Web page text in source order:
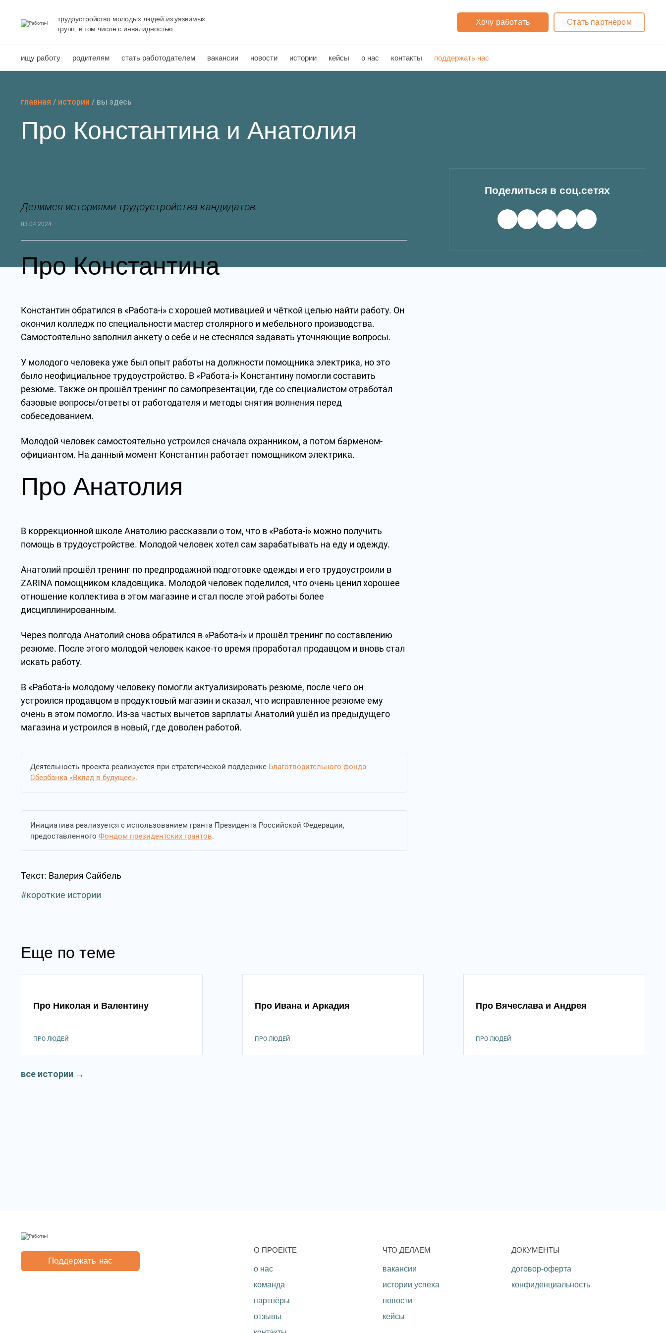
трудоустройство молодых людей из уязвимых
групп, в том числе с инвалидностью
Хочу работать Стать партнером
ищу работу родителям стать работодателем вакансии новости истории кейсы о нас контакты поддержать нас
главная / истории / вы здесь
Про Константина и Анатолия
Делимся историями трудоустройства кандидатов.
03.04.2024 ·
Про Константина
Константин обратился в «Работа-i» с хорошей мотивацией и чёткой целью найти работу. Он
окончил колледж по специальности мастер столярного и мебельного производства.
Самостоятельно заполнил анкету о себе и не стеснялся задавать уточняющие вопросы.
У молодого человека уже был опыт работы на должности помощника электрика, но это
было неофициальное трудоустройство. В «Работа-i» Константину помогли составить
резюме. Также он прошёл тренинг по самопрезентации, где со специалистом отработал
базовые вопросы/ответы от работодателя и методы снятия волнения перед
собеседованием.
Молодой человек самостоятельно устроился сначала охранником, а потом барменом-
официантом. На данный момент Константин работает помощником электрика.
Про Анатолия
В коррекционной школе Анатолию рассказали о том, что в «Работа-i» можно получить
помощь в трудоустройстве. Молодой человек хотел сам зарабатывать на еду и одежду.
Анатолий прошёл тренинг по предпродажной подготовке одежды и его трудоустроили в
ZARINA помощником кладовщика. Молодой человек поделился, что очень ценил хорошее
отношение коллектива в этом магазине и стал после этой работы более
дисциплинированным.
Через полгода Анатолий снова обратился в «Работа-i» и прошёл тренинг по составлению
резюме. После этого молодой человек какое-то время проработал продавцом и вновь стал
искать работу.
В «Работа-i» молодому человеку помогли актуализировать резюме, после чего он
устроился продавцом в продуктовый магазин и сказал, что исправленное резюме ему
очень в этом помогло. Из-за частых вычетов зарплаты Анатолий ушёл из предыдущего
магазина и устроился в новый, где доволен работой.
Деятельность проекта реализуется при стратегической поддержке Благотворительного фонда
Сбербанка «Вклад в будущее».
Инициатива реализуется с использованием гранта Президента Российской Федерации,
предоставленного Фондом президентских грантов.
Текст: Валерия Сайбель
короткие истории
Поделиться в соц.сетях
Еще по теме
Про Николая и Валентину
ПРО ЛЮДЕЙ
Про Ивана и Аркадия
ПРО ЛЮДЕЙ
Про Вячеслава и Андрея
ПРО ЛЮДЕЙ
все истории →
Поддержать нас
O ПРОЕКТЕ
о нас
команда
партнёры
отзывы
ЧТО ДЕЛАЕМ
вакансии
истории успеха
новости
кейсы
ДОКУМЕНТЫ
договор-оферта
конфиденциальность